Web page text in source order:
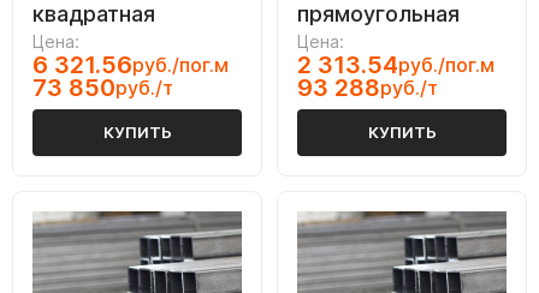
квадратная
Цена:
6 321.56руб./пог.м
73 850руб./т
КУПИТЬ
прямоугольная
Цена:
2 313.54руб./пог.м
93 288руб./т
КУПИТЬ